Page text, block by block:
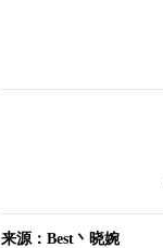
来源：Best丶晓婉